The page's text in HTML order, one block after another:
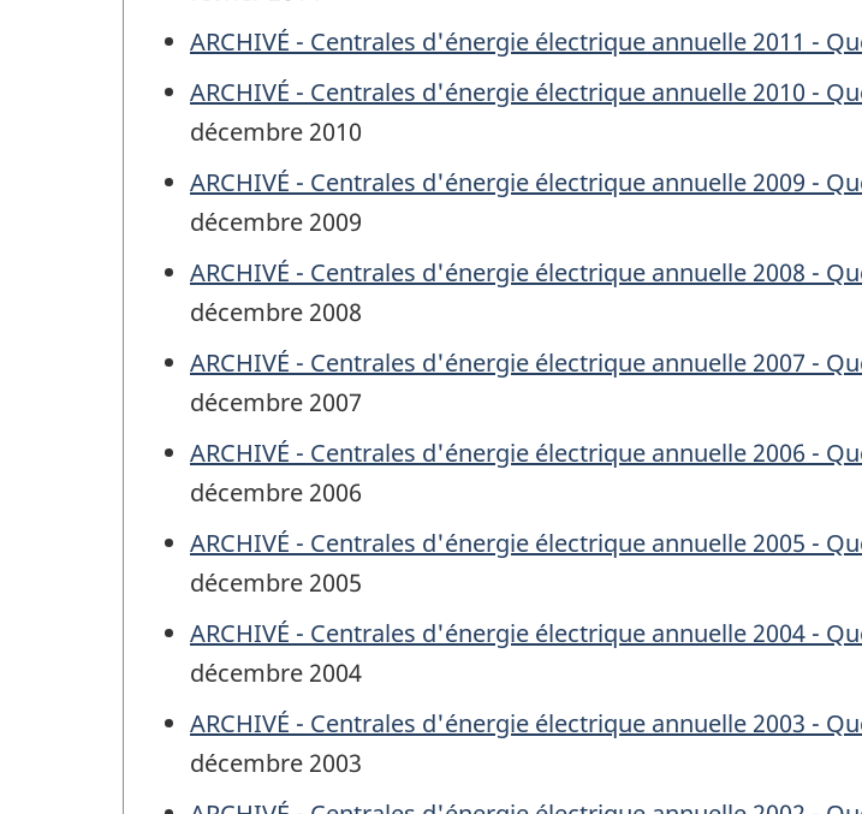
ARCHIVÉ - Centrales d'énergie électrique annuelle 2011 -
ARCHIVÉ - Centrales d'énergie électrique annuelle 2010 -
décembre 2010
ARCHIVÉ - Centrales d'énergie électrique annuelle 2009 -
décembre 2009
ARCHIVÉ - Centrales d'énergie électrique annuelle 2008 -
décembre 2008
ARCHIVÉ - Centrales d'énergie électrique annuelle 2007 -
décembre 2007
ARCHIVÉ - Centrales d'énergie électrique annuelle 2006 -
décembre 2006
ARCHIVÉ - Centrales d'énergie électrique annuelle 2005 -
décembre 2005
ARCHIVÉ - Centrales d'énergie électrique annuelle 2004 -
décembre 2004
ARCHIVÉ - Centrales d'énergie électrique annuelle 2003 -
décembre 2003